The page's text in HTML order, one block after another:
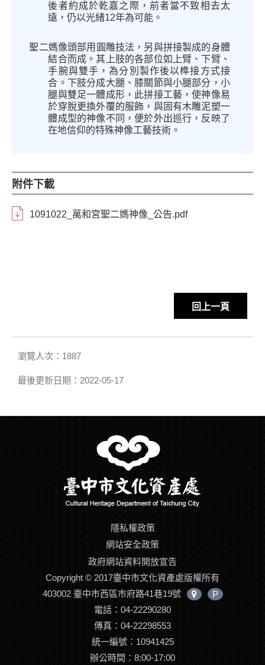
後者約成於乾嘉之際，前者當不致相去太
遠，仍以光緒12年為可能。
聖二媽像頭部用圓雕技法，另與拼接製成的身體
結合而成。其上肢的各部位如上臂、下臂、
手腕與雙手，為分別製作後以榫接方式接
合。下肢分成大腿、膝關節與小腿部分，小
腿與雙足一體成形，此拼接工藝，使神像易
於穿脫更換外覆的服飾，與固有木雕泥塑一
體成型的神像不同，便於外出巡行，反映了
在地信仰的特殊神像工藝技術。
附件下載
1091022_萬和宮聖二媽神像_公告.pdf
回上一頁
瀏覽人次：1887
最後更新日期：2022-05-17
隱私權政策
網站安全政策
政府網站資料開放宣告
Copyright © 2017臺中市文化資產處版權所有
403002 臺中市西區市府路41巷19號
中
P
電話：04-22290280
傳真：04-22298553
統一編號：10941425
辦公時間：8:00-17:00